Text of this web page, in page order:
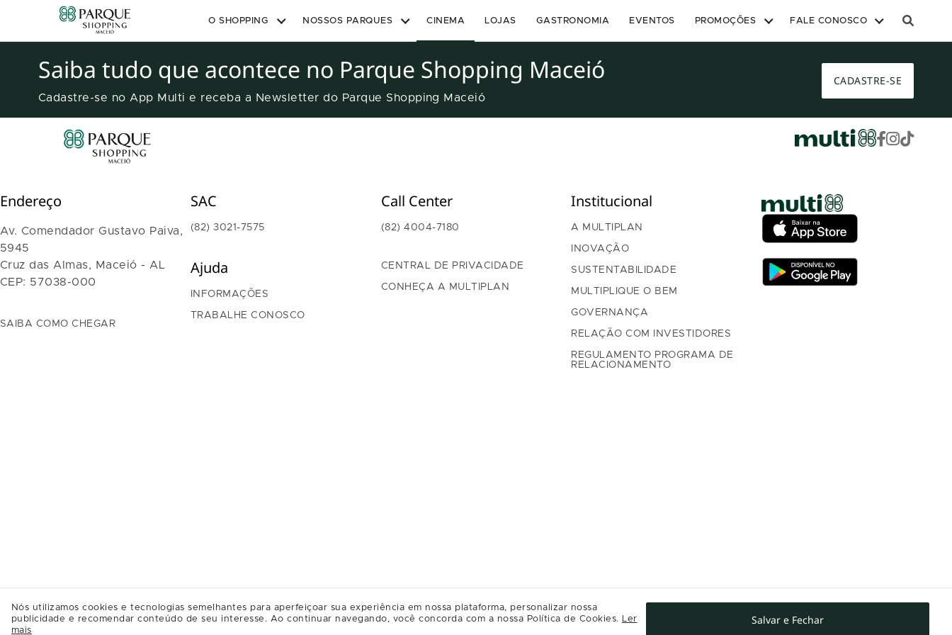
O SHOPPING NOSSOS PARQUES CINEMA LOJAS GASTRONOMIA EVENTOS PROMOÇÕES FALE CONOSCO
Saiba tudo que acontece no Parque Shopping Maceió
Cadastre-se no App Multi e receba a Newsletter do Parque Shopping Maceió
CADASTRE-SE
Nós utilizamos cookies e tecnologias semelhantes para aperfeiçoar sua experiência em nossa plataforma, personalizar nossa
publicidade e recomendar conteúdo de seu interesse. Ao continuar navegando, você concorda com a nossa Política de Cookies. Ler
mais
Salvar e Fechar
Endereço
Av. Comendador Gustavo Paiva,
5945
Cruz das Almas, Maceió - AL
CEP: 57038-000
SAIBA COMO CHEGAR
SAC
(82) 3021-7575
Ajuda
INFORMAÇÕES
TRABALHE CONOSCO
Call Center
(82) 4004-7180
CENTRAL DE PRIVACIDADE
CONHEÇA A MULTIPLAN
Institucional
A MULTIPLAN
INOVAÇÃO
SUSTENTABILIDADE
MULTIPLIQUE O BEM
GOVERNANÇA
RELAÇÃO COM INVESTIDORES
REGULAMENTO PROGRAMA DE
RELACIONAMENTO